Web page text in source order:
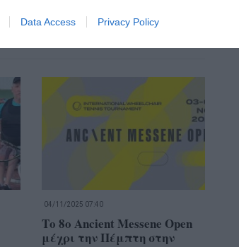
Data Access Privacy Policy
04/11/2025 07:40
Το 8ο Ancient Messene Open
μέχρι την Πέμπτη στην